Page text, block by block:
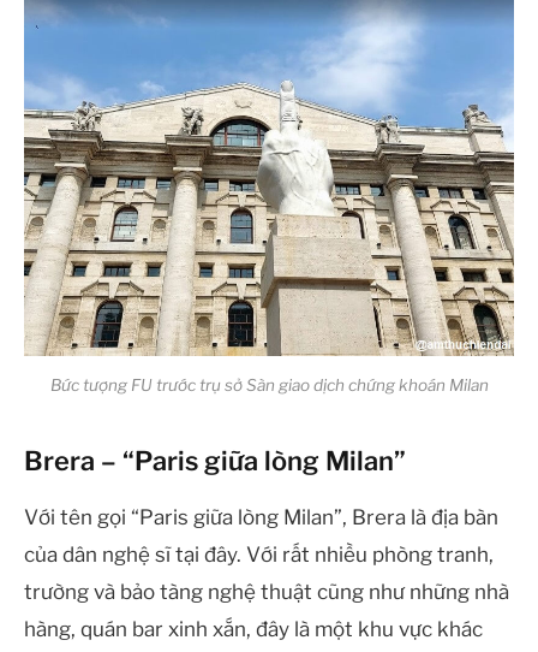
Bức tượng FU trước trụ sở Sàn giao dịch chứng khoán Milan
Brera – “Paris giữa lòng Milan”
Với tên gọi “Paris giữa lòng Milan”, Brera là địa bàn
của dân nghệ sĩ tại đây. Với rất nhiều phòng tranh,
trường và bảo tàng nghệ thuật cũng như những nhà
hàng, quán bar xinh xắn, đây là một khu vực khác